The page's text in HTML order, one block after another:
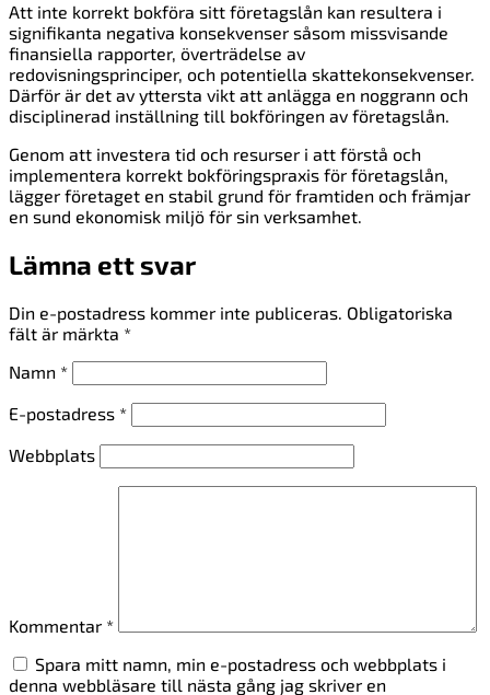
Att inte korrekt bokföra sitt företagslån kan resultera i
signifikanta negativa konsekvenser såsom missvisande
finansiella rapporter, överträdelse av
redovisningsprinciper, och potentiella skattekonsekvenser.
Därför är det av yttersta vikt att anlägga en noggrann och
disciplinerad inställning till bokföringen av företagslån.
Genom att investera tid och resurser i att förstå och
implementera korrekt bokföringspraxis för företagslån,
lägger företaget en stabil grund för framtiden och främjar
en sund ekonomisk miljö för sin verksamhet.
Lämna ett svar
Din e-postadress kommer inte publiceras. Obligatoriska
fält är märkta *
Namn *
E-postadress *
Webbplats
Kommentar *
Spara mitt namn, min e-postadress och webbplats i
denna webbläsare till nästa gång jag skriver en